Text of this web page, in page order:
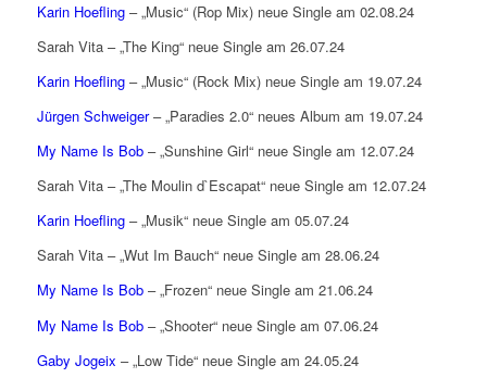
Karin Hoefling– „Music“ (Rop Mix) neue Single am 02.08.24
Sarah Vita – „The King“ neue Single am 26.07.24
Karin Hoefling– „Music“ (Rock Mix) neue Single am 19.07.24
Jürgen Schweiger– „Paradies 2.0“ neues Album am 19.07.24
My Name Is Bob– „Sunshine Girl“ neue Single am 12.07.24
Sarah Vita – „The Moulin d`Escapat“ neue Single am 12.07.24
Karin Hoefling– „Musik“ neue Single am 05.07.24
Sarah Vita – „Wut Im Bauch“ neue Single am 28.06.24
My Name Is Bob– „Frozen“ neue Single am 21.06.24
My Name Is Bob– „Shooter“ neue Single am 07.06.24
Gaby Jogeix – „Low Tide“ neue Single am 24.05.24